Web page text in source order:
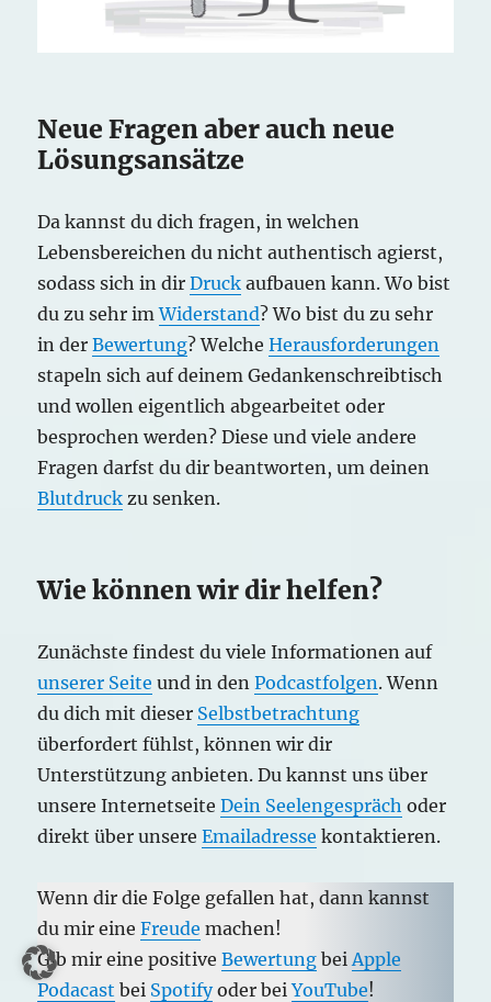
Neue Fragen aber auch neue
Lösungsansätze
Da kannst du dich fragen, in welchen
Lebensbereichen du nicht authentisch agierst,
sodass sich in dirDruck aufbauen kann. Wo bist
du zu sehr imWiderstand? Wo bist du zu sehr
in derBewertung? WelcheHerausforderungen
stapeln sich auf deinem Gedankenschreibtisch
und wollen eigentlich abgearbeitet oder
besprochen werden? Diese und viele andere
Fragen darfst du dir beantworten, um deinen
Blutdruck zu senken.
Wie können wir dir helfen?
Zunächste findest du viele Informationen auf
unserer Seite und in denPodcastfolgen. Wenn
du dich mit dieser Selbstbetrachtung
überfordert fühlst, können wir dir
Unterstützung anbieten. Du kannst uns über
unsere InternetseiteDein Seelengespräch oder
direkt über unsereEmailadresse kontaktieren.
Wenn dir die Folge gefallen hat, dann kannst
du mir eineFreude machen!
Gib mir eine positiveBewertung bei Apple
Podacast bei Spotifyoder beiYouTube!